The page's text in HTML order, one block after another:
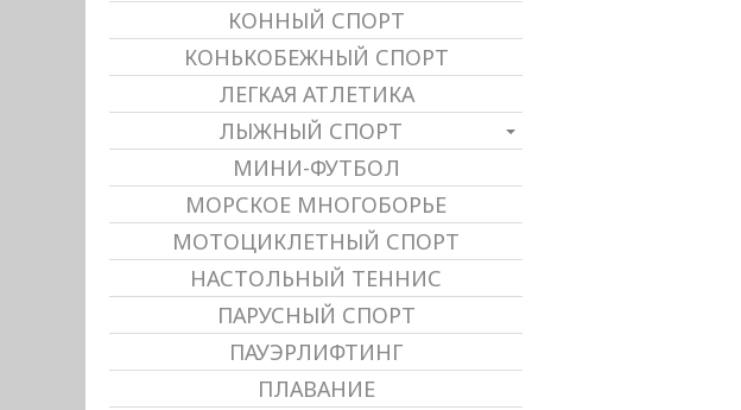
КОННЫЙ СПОРТ
КОНЬКОБЕЖНЫЙ СПОРТ
ЛЕГКАЯ АТЛЕТИКА
ЛЫЖНЫЙ СПОРТ
МИНИ-ФУТБОЛ
МОРСКОЕ МНОГОБОРЬЕ
МОТОЦИКЛЕТНЫЙ СПОРТ
НАСТОЛЬНЫЙ ТЕННИС
ПАРУСНЫЙ СПОРТ
ПАУЭРЛИФТИНГ
ПЛАВАНИЕ